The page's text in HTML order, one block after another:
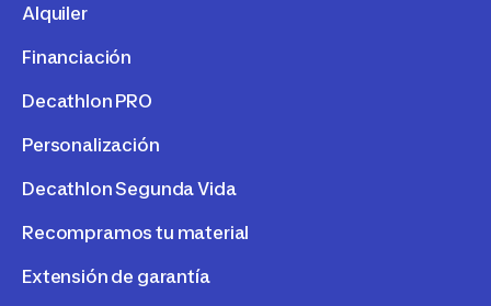
Alquiler
Financiación
Decathlon PRO
Personalización
Decathlon Segunda Vida
Recompramos tu material
Extensión de garantía